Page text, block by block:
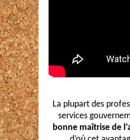
La plupart des
services
bonne maîtrise de